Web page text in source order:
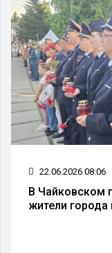
22.06.2026 08:06
В Чайковском
жители города